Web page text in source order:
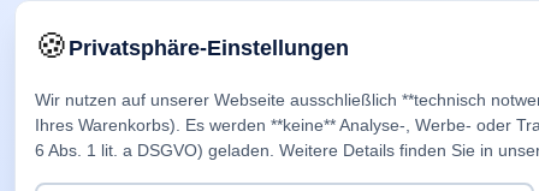
🍪Privatsphäre-Einstellungen
Wir nutzen auf unserer Webseite ausschließlich **technisch
Ihres Warenkorbs). Es werden **keine** Analyse-, Werbe- oder
6 Abs. 1 lit. a DSGVO) geladen. Weitere Details finden Sie in